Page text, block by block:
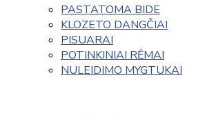
PASTATOMA BIDE
KLOZETO DANGČIAI
PISUARAI
POTINKINIAI RĖMAI
NULEIDIMO MYGTUKAI